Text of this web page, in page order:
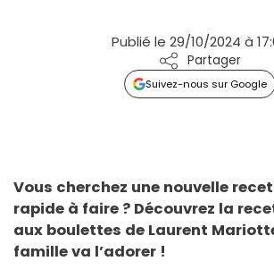
Publié le 29/10/2024 à
Partager
Suivez-nous sur Google
Vous cherchez une nouvelle
rapide à faire ? Découvrez la
aux boulettes de Laurent
famille va l’adorer !